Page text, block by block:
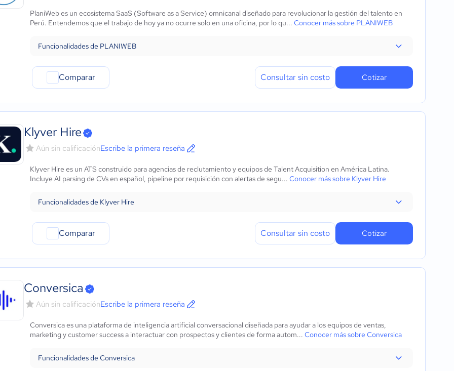
Marketing y Comunicación
Automotriz
Metales y Minería
Recursos Humanos
Gastronomía
Aeroespacial y defensa
Turismo
Contabilidad
Moda y textiles
PlaniWeb es un ecosistema SaaS (Software as a Service) omnicanal diseñado para revolucionar la gestión del talento en
Perú. Entendemos que el trabajo de hoy ya no ocurre solo en una oficina, por lo qu... Conocer más sobre PLANIWEB
Funcionalidades de PLANIWEB
Comparar Consultar sin costo Cotizar
Klyver Hire
Aún sin calificaciónEscribe la primera reseña
Klyver Hire es un ATS construido para agencias de reclutamiento y equipos de Talent Acquisition en América Latina.
Incluye AI parsing de CVs en español, pipeline por requisición con alertas de segu... Conocer más sobre Klyver Hire
Funcionalidades de Klyver Hire
Comparar Consultar sin costo Cotizar
Conversica
Aún sin calificaciónEscribe la primera reseña
Conversica es una plataforma de inteligencia artificial conversacional diseñada para ayudar a los equipos de ventas,
marketing y customer success a interactuar con prospectos y clientes de forma autom... Conocer más sobre Conversica
Funcionalidades de Conversica